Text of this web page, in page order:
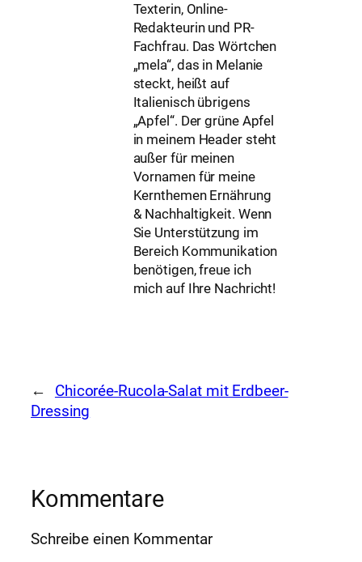
Texterin, Online-
Redakteurin und PR-
Fachfrau. Das Wörtchen
„mela“, das in Melanie
steckt, heißt auf
Italienisch übrigens
„Apfel“. Der grüne Apfel
in meinem Header steht
außer für meinen
Vornamen für meine
Kernthemen Ernährung
& Nachhaltigkeit. Wenn
Sie Unterstützung im
Bereich Kommunikation
benötigen, freue ich
mich auf Ihre Nachricht!
←
Chicorée-Rucola-Salat mit Erdbeer-
Dressing
Kommentare
Schreibe einen Kommentar